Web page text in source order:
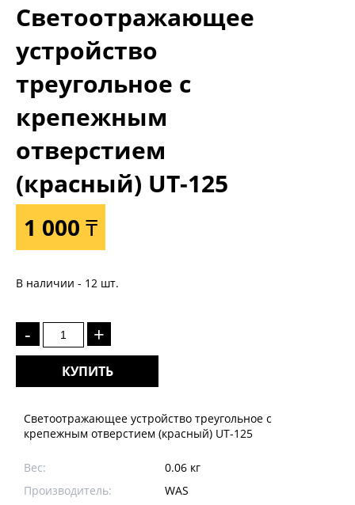
Светоотражающее
устройство
треугольное с
крепежным
отверстием
(красный) UT-125
1 000 ₸
В наличии - 12 шт.
- +
КУПИТЬ
Светоотражающее устройство треугольное с
крепежным отверстием (красный) UT-125
Вес:
0.06 кг
Производитель:
WAS